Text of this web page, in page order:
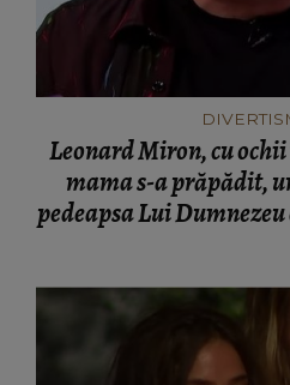
Leonard Miron, cu
mama s-a prăpădit,
pedeapsa Lui